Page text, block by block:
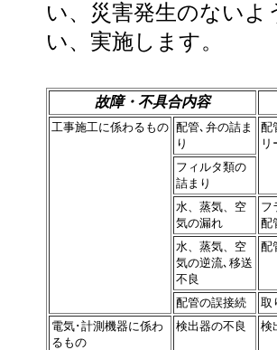
い、災害発生のないよ
い、実施します。
故障・不具合内容
工事施工に係わるもの 配管､弁の詰ま
り
配
リ
フィルタ類の
詰まり
水、蒸気、空
気の漏れ
フ
配
水、蒸気、空
気の逆流､移送
不良
配
配管の誤接続
取
電気･計測機器に係わ
るもの
検出器の不良 検